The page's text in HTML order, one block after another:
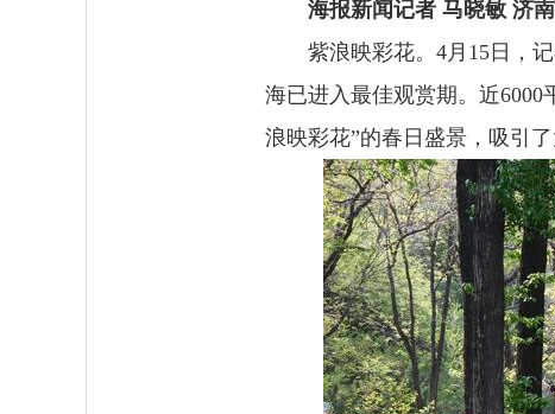
海报新闻记者 马晓敏 济
紫浪映彩花。4月15日，
海已进入最佳观赏期。近
浪映彩花”的春日盛景，吸引